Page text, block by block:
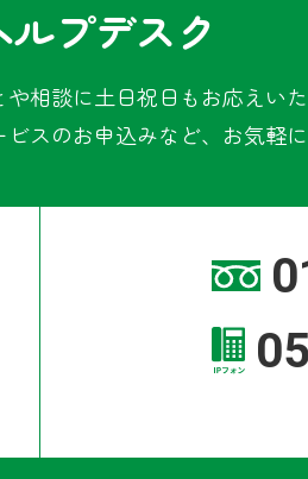
ルプデスク
相談に土日祝日もお応えいた
スのお申込みなど、お気軽